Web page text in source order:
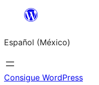
Saltar
contenido
Español (México)
Consigue WordPress